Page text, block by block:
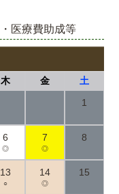
医療費助成等
木 金
土
1
6
◎
7
◎
8
13
○
14
◎
15